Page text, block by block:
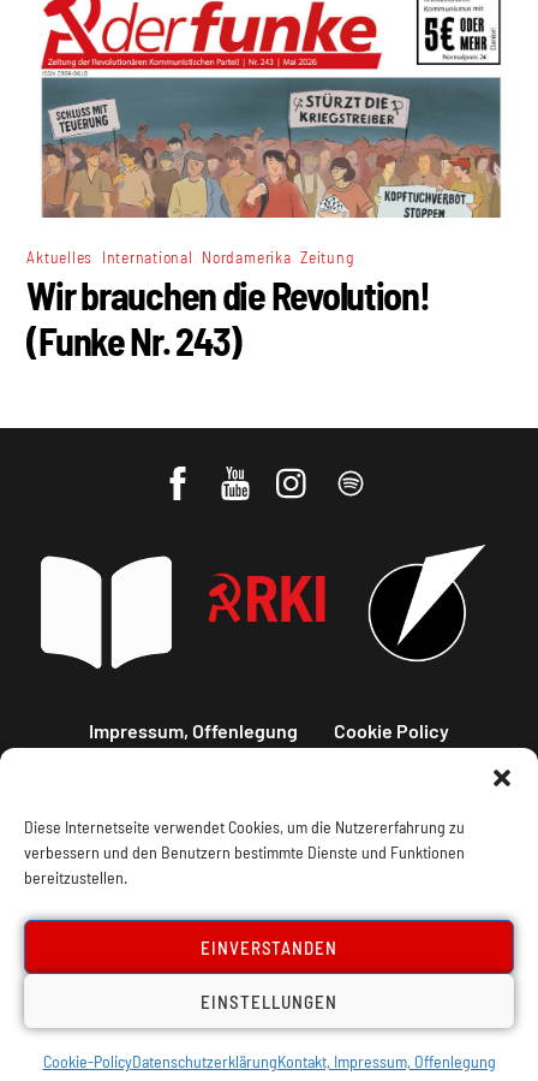
Diese Internetseite verwendet Cookies, um die Nutzererfahrung zu
verbessern und den Benutzern bestimmte Dienste und Funktionen
bereitzustellen.
EINVERSTANDEN
EINSTELLUNGEN
Cookie-PolicyDatenschutzerklärungKontakt, Impressum, Offenlegung
Aktuelles International Nordamerika ,Zeitung
Wir brauchen die Revolution!
(Funke Nr. 243)
Impressum, Offenlegung Cookie Policy